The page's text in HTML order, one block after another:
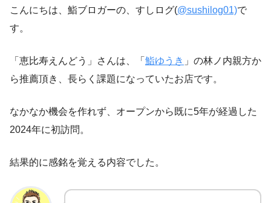
こんにちは、鮨ブロガーの、すしログ(@sushilog01)で
す。
「恵比寿えんどう」さんは、「 鮨ゆうき 」の林ノ内親方か
ら推薦頂き、長らく課題になっていたお店です。
なかなか機会を作れず、オープンから既に5年が経過した
2024年に初訪問。
結果的に感銘を覚える内容でした。